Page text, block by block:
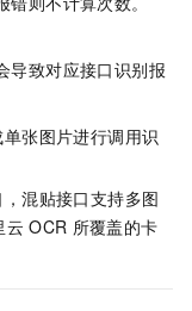
导致对应接口识别报
张图片进行调用识
混贴接口支持多图
云 OCR 所覆盖的卡